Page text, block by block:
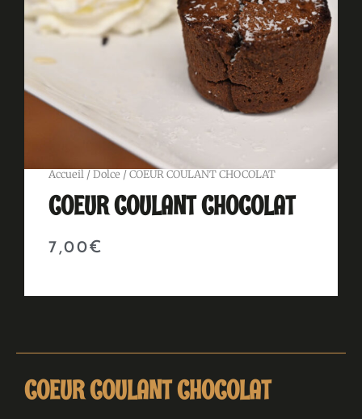
Accueil /Dolce / COEUR COULANT CHOCOLAT
COEUR COULANT CHOCOLAT
7,00€
COEUR COULANT CHOCOLAT